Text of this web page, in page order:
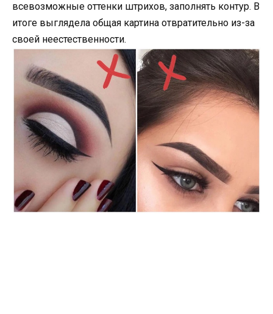
всевозможные оттенки штрихов, заполнять контур. В
итоге выглядела общая картина отвратительно из-за
своей неестественности.